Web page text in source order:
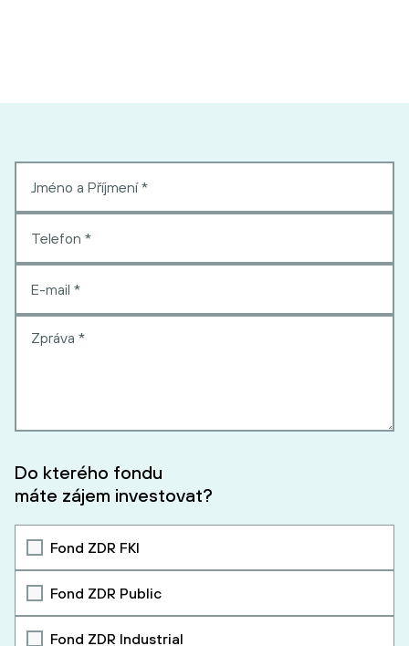
Do kterého fondu
máte zájem investovat?
Fond ZDR FKI
Fond ZDR Public
Fond ZDR Industrial